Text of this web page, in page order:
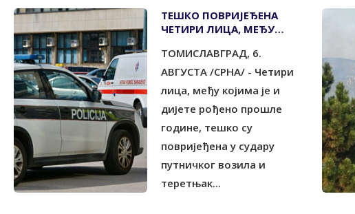
ТЕШКО ПОВРИЈЕЂЕНА
ЧЕТИРИ ЛИЦА, МЕЂУ
ТОМИСЛАВГРАД, 6.
АВГУСТА /СРНА/ - Четири
лица, међу којима је и
дијете рођено прошле
године, тешко су
повријеђена у судару
путничког возила и
теретњак...